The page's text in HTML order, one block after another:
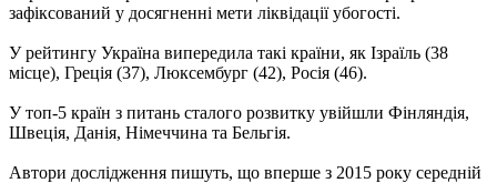
зафіксований у досягненні мети ліквідації убогості.
У рейтингу Україна випередила такі країни, як Ізраїль (38
місце), Греція (37), Люксембург (42), Росія (46).
У топ-5 країн з питань сталого розвитку увійшли Фінляндія,
Швеція, Данія, Німеччина та Бельгія.
Автори дослідження пишуть, що вперше з 2015 року середній